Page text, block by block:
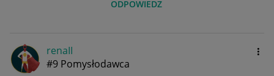
ODPOWIEDZ
renaII
#9 Pomysłodawca